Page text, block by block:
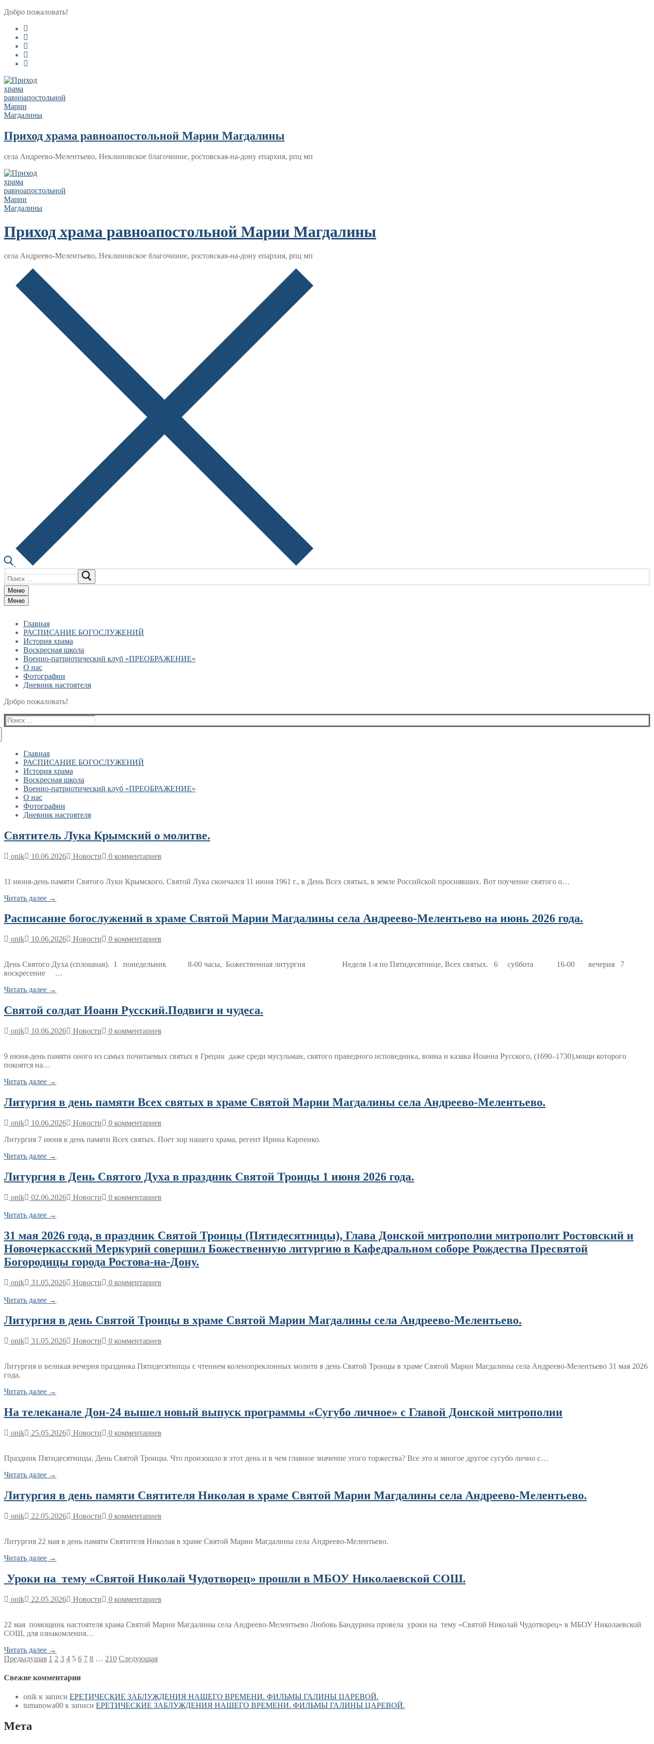
Перейти
содержимому
Меню
Закрыть
Добро пожаловать!
Приход храма равноапостольной Марии Магдалины
села Андреево-Мелентьево, Неклиновское благочиние, ростовская-на-дону епархия, рпц мп
Приход храма равноапостольной Марии Магдалины
села Андреево-Мелентьево, Неклиновское благочиние, ростовская-на-дону епархия, рпц мп
Меню
Меню
Главная
РАСПИСАНИЕ БОГОСЛУЖЕНИЙ
История храма
Воскресная школа
Военно-патриотический клуб «ПРЕОБРАЖЕНИЕ»
О нас
Фотографии
Дневник настоятеля
Добро пожаловать!
Найти:
Главная
РАСПИСАНИЕ БОГОСЛУЖЕНИЙ
История храма
Воскресная школа
Военно-патриотический клуб «ПРЕОБРАЖЕНИЕ»
О нас
Фотографии
Дневник настоятеля
Святитель Лука Крымский о молитве.
onik 10.06.2026 Новости 0 комментариев
11 июня-день памяти Святого Луки Крымского, Святой Лука скончался 11 июня 1961 г., в День Всех святых, в земле Российской просиявших. Вот поучение святого о…
Читать далее →
Расписание богослужений в храме Святой Марии Магдалины села Андреево-Мелентьево на июнь 2026 года.
onik 10.06.2026 Новости 0 комментариев
День Святого Духа (сплошная). 1 понедельник 8-00 часы, Божественная литургия Неделя 1-я по Пятидесятнице, Всех святых. 6 суббота 16-00 вечерня 7
воскресение …
Читать далее →
Святой солдат Иоанн Русский.Подвиги и чудеса.
onik 10.06.2026 Новости 0 комментариев
9 июня-день памяти оного из самых почитаемых святых в Греции даже среди мусульман, святого праведного исповедника, воина и казака Иоанна Русского, (1690–1730),мощи которого
покоятся на…
Читать далее →
Литургия в день памяти Всех святых в храме Святой Марии Магдалины села Андреево-Мелентьево.
onik 10.06.2026 Новости
0 комментариев
Литургия 7 июня в день памяти Всех святых. Поет хор нашего храма, регент Ирина Карпенко.
Читать далее →
Литургия в День Святого Духа в праздник Святой Троицы 1 июня 2026 года.
onik 02.06.2026 Новости 0 комментариев
Читать далее →
31 мая 2026 года, в праздник Святой Троицы (Пятидесятницы), Глава Донской митрополии митрополит Ростовский и
Новочеркасский Меркурий совершил Божественную литургию в Кафедральном соборе Рождества Пресвятой
Богородицы города Ростова-на-Дону.
onik 31.05.2026 Новости 0 комментариев
Читать далее →
Литургия в день Святой Троицы в храме Святой Марии Магдалины села Андреево-Мелентьево.
onik 31.05.2026 Новости 0 комментариев
Литургия и великая вечерня праздника Пятидесятницы с чтением коленопреклонных молитв в день Святой Троицы в храме Святой Марии Магдалины села Андреево-Мелентьево 31 мая 2026
года.
Читать далее →
На телеканале Дон-24 вышел новый выпуск программы «Сугубо личное» с Главой Донской митрополии
onik 25.05.2026 Новости 0 комментариев
Праздник Пятидесятницы, День Святой Троицы. Что произошло в этот день и в чем главное значение этого торжества? Все это и многое другое сугубо лично с…
Читать далее →
Литургия в день памяти Святителя Николая в храме Святой Марии Магдалины села Андреево-Мелентьево.
onik 22.05.2026 Новости 0 комментариев
Литургия 22 мая в день памяти Святителя Николая в храме Святой Марии Магдалины села Андреево-Мелентьево.
Читать далее →
Уроки на тему «Святой Николай Чудотворец» прошли в МБОУ Николаевской СОШ.
onik 22.05.2026 Новости 0 комментариев
22 мая помощник настоятеля храма Святой Марии Магдалины села Андреево-Мелентьево Любовь Бандурина провела уроки на тему «Святой Николай Чудотворец» в МБОУ Николаевской
СОШ, для ознакомления…
Читать далее →
Пагинация
записей
Предыдущая 1 2 3 4 5 6 7 8 … 210 Следующая
Свежие комментарии
onik к записи ЕРЕТИЧЕСКИЕ ЗАБЛУЖДЕНИЯ НАШЕГО ВРЕМЕНИ. ФИЛЬМЫ ГАЛИНЫ ЦАРЕВОЙ.
tumanowa00 к записи ЕРЕТИЧЕСКИЕ ЗАБЛУЖДЕНИЯ НАШЕГО ВРЕМЕНИ. ФИЛЬМЫ ГАЛИНЫ ЦАРЕВОЙ.
Мета